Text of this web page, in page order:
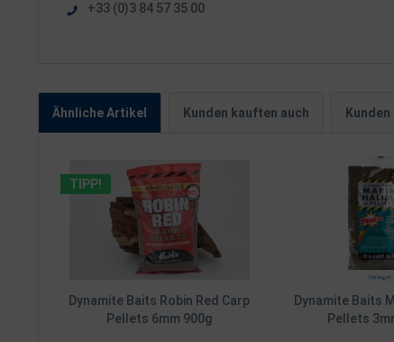
+33 (0)3 84 57 35 00
Ähnliche Artikel Kunden kauften auch
TIPP!
Dynamite Baits Robin Red Carp
Pellets 6mm 900g
Dynamite Baits
Pellets